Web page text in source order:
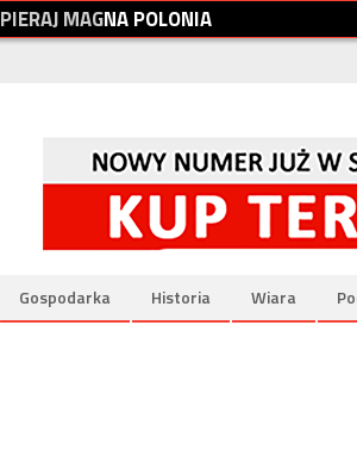
PIERAJMAGNAPOLONIA
Gospodarka Historia Wiara